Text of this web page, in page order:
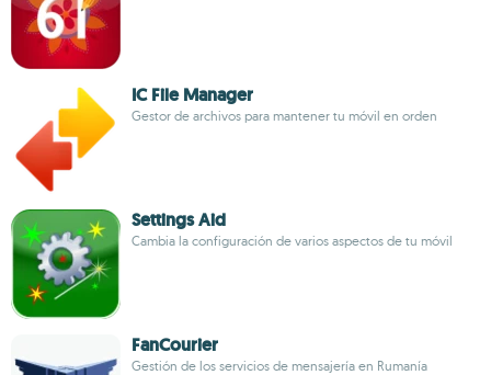
IC File Manager
Gestor de archivos para mantener tu móvil en orden
Settings Aid
Cambia la configuración de varios aspectos de tu móvil
FanCourier
Gestión de los servicios de mensajería en Rumanía